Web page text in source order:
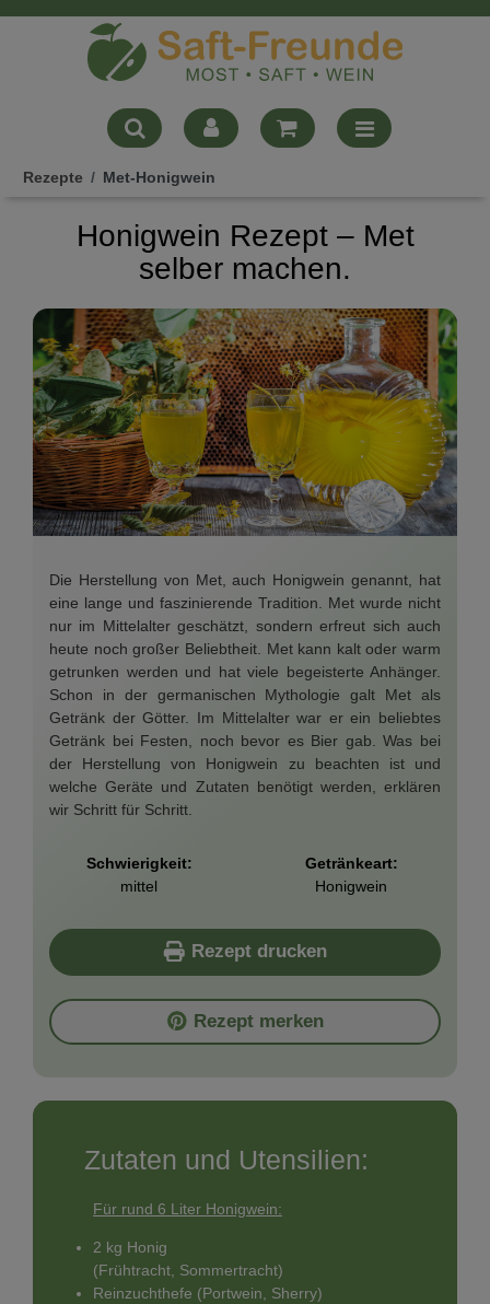
Rezepte Met-Honigwein
Honigwein Rezept – Met
selber machen.
Die Herstellung von Met, auch Honigwein genannt, hat
eine lange und faszinierende Tradition. Met wurde nicht
nur im Mittelalter geschätzt, sondern erfreut sich auch
heute noch großer Beliebtheit. Met kann kalt oder warm
getrunken werden und hat viele begeisterte Anhänger.
Schon in der germanischen Mythologie galt Met als
Getränk der Götter. Im Mittelalter war er ein beliebtes
Getränk bei Festen, noch bevor es Bier gab. Was bei
der Herstellung von Honigwein zu beachten ist und
welche Geräte und Zutaten benötigt werden, erklären
wir Schritt für Schritt.
Schwierigkeit:
mittel
Getränkeart:
Honigwein
Rezept drucken
Rezept merken
Zutaten und Utensilien:
Für rund 6 Liter Honigwein:
2 kg Honig
(Frühtracht, Sommertracht)
Reinzuchthefe (Portwein, Sherry)